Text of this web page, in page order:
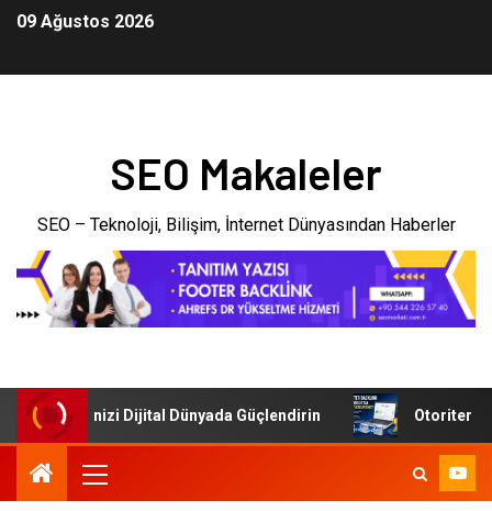
09 Ağustos 2026
SEO Makaleler
SEO – Teknoloji, Bilişim, İnternet Dünyasından Haberler
İşletmenizi Dijital Dünyada Güçlendirin Otoriter